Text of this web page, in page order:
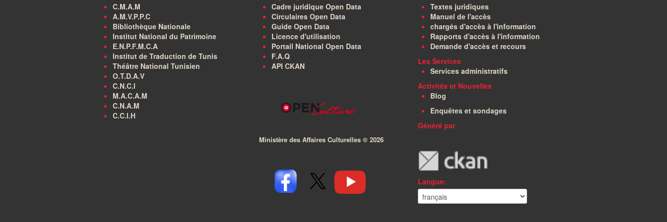
C.M.A.M
A.M.V.P.P.C
Bibliothèque Nationale
Institut National du Patrimoine
E.N.P.F.M.C.A
Institut de Traduction de Tunis
Théâtre National Tunisien
O.T.D.A.V
C.N.C.I
M.A.C.A.M
C.N.A.M
C.C.I.H
Cadre juridique Open Data
Circulaires Open Data
Guide Open Data
Licence d'utilisation
Portail National Open Data
F.A.Q
API CKAN
Ministère des Affaires Culturelles © 2026
Textes juridiques
Manuel de l'accès
chargés d'accès à l'information
Rapports d'accès à l'information
Demande d'accès et recours
Les Services
Services administratifs
Activités et Nouvelles
Blog
Enquêtes et sondages
Généré par
Langue